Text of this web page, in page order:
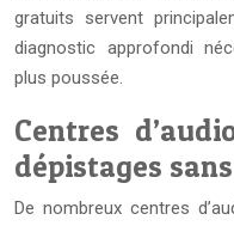
gratuits servent
diagnostic approfondi
plus poussée.
Centres
dépistages
De nombreux centres